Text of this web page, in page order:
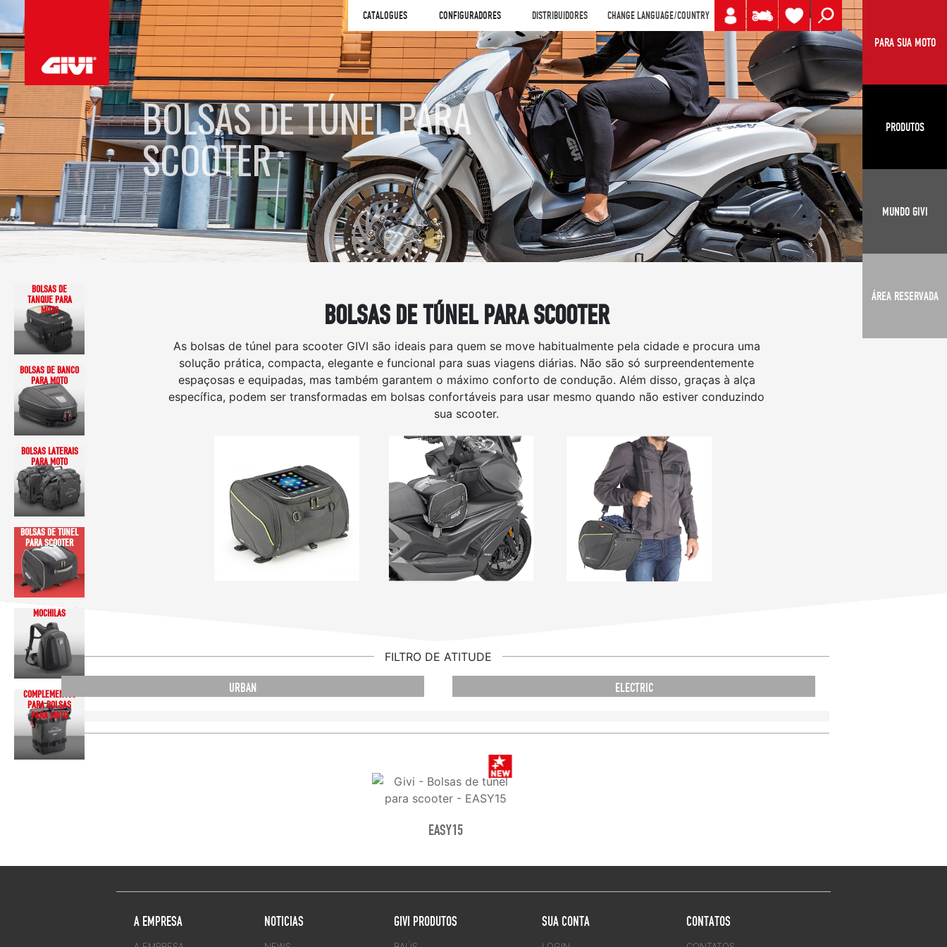
CATALOGUES CONFIGURADORES DISTRIBUIDORES CHANGE LANGUAGE/COUNTRY
PARA SUA MOTO
PRODUTOS
MUNDO GIVI
ÁREA RESERVADA
BOLSAS DE TÚNEL PARA
SCOOTER
BOLSAS DE
TANQUE PARA
MOTO
BOLSAS DE BANCO
PARA MOTO
BOLSAS LATERAIS
PARA MOTO
BOLSAS DE TÚNEL
PARA SCOOTER
MOCHILAS
COMPLEMENTOS
PARA BOLSAS
PARA MOTO
BOLSAS DE TÚNEL PARA SCOOTER
As bolsas de túnel para scooter GIVI são ideais para quem se move habitualmente pela cidade e procura uma
solução prática, compacta, elegante e funcional para suas viagens diárias. Não são só surpreendentemente
espaçosas e equipadas, mas também garantem o máximo conforto de condução. Além disso, graças à alça
específica, podem ser transformadas em bolsas confortáveis para usar mesmo quando não estiver conduzindo
sua scooter.
FILTRO DE ATITUDE
URBAN ELECTRIC
EASY15
A EMPRESA NOTICIAS GIVI PRODUTOS SUA CONTA CONTATOS